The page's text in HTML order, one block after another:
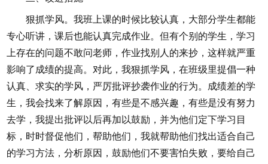
狠抓学风。我班上课的时候比较认真，大部分学生都能
专心听讲，课后也能认真完成作业。但有个别的学生，学习
上存在的问题不敢问老师，作业找别人的来抄，这样就严重
影响了成绩的提高。对此，我狠抓学风，在班级里提倡一种
认真、求实的学风，严厉批评抄袭作业的行为。成绩差的学
生，我会找来了解原因，有些是不感兴趣，有些是没有努力
去学，我提出批评以后再加以鼓励，并为他们定下学习目
标，时时督促他们，帮助他们，我就帮助他们找出适合自己
的学习方法，分析原因，鼓励他们不要害怕失败，要给自己